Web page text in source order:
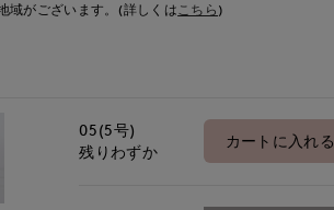
域がございます。(詳しくはこちら )
05(5号)
残りわずか
カートに入れる